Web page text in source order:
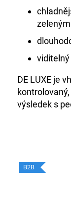
DE LUXE je
výsledek s
B2B